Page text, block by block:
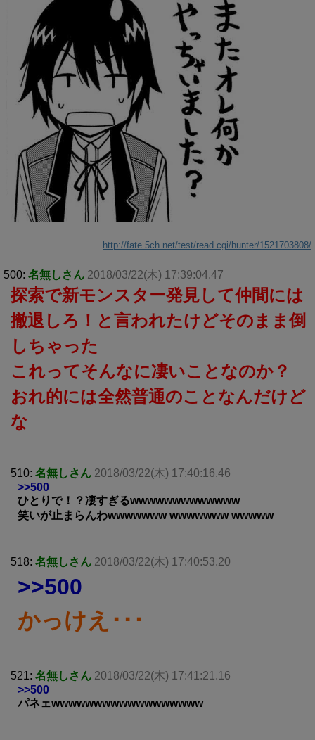
http://fate.5ch.net/test/read.cgi/hunter/1521703808/
500: 名無しさん 2018/03/22(木) 17:39:04.47
探索で新モンスター発見して仲間には
撤退しろ！と言われたけどそのまま倒
しちゃった
これってそんなに凄いことなのか？
おれ的には全然普通のことなんだけど
な
510: 名無しさん 2018/03/22(木) 17:40:16.46
>>500
ひとりで！？凄すぎるwwwwwwwwwwwww
笑いが止まらんわwwwwwww wwwwwww wwwww
518: 名無しさん 2018/03/22(木) 17:40:53.20
>>500
かっけえ･･･
521: 名無しさん 2018/03/22(木) 17:41:21.16
>>500
パネェwwwwwwwwwwwwwwwwww